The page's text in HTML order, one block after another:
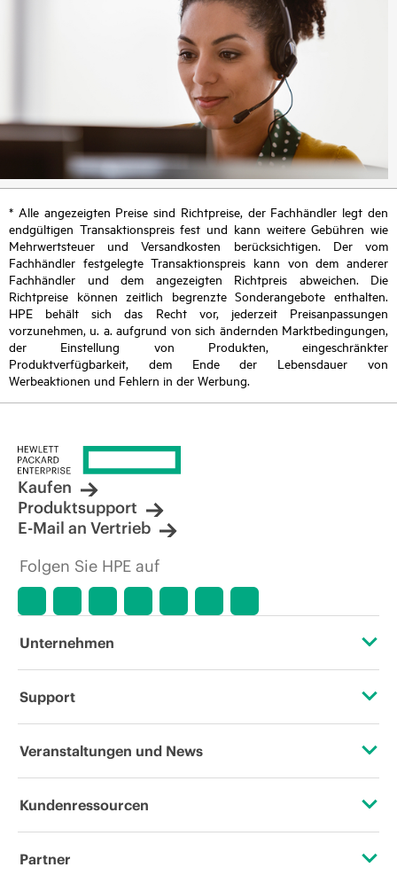
* Alle angezeigten Preise sind Richtpreise, der Fachhändler legt den
endgültigen Transaktionspreis fest und kann weitere Gebühren wie
Mehrwertsteuer und Versandkosten berücksichtigen. Der vom
Fachhändler festgelegte Transaktionspreis kann von dem anderer
Fachhändler und dem angezeigten Richtpreis abweichen. Die
Richtpreise können zeitlich begrenzte Sonderangebote enthalten.
HPE behält sich das Recht vor, jederzeit Preisanpassungen
vorzunehmen, u. a. aufgrund von sich ändernden Marktbedingungen,
der Einstellung von Produkten, eingeschränkter
Produktverfügbarkeit, dem Ende der Lebensdauer von
Werbeaktionen und Fehlern in der Werbung.
Kaufen
Produktsupport
E-Mail an Vertrieb
Folgen Sie HPE auf
Unternehmen
Über HPE
Unternehmensverantwortung
HPE Labs
Support
Operational Support Services
Software und Treiber
Veranstaltungen und News
Veranstaltungen
Kundenressourcen
Kontaktieren Sie uns
Partner